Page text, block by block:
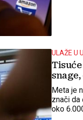
ULAŽE U
Meta je
znači da
oko